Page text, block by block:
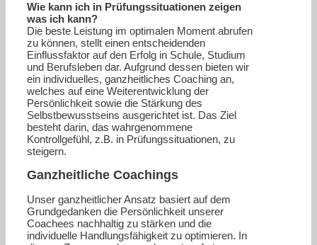
Wie kann ich in Prüfungssituationen zeigen
was ich kann?
Die beste Leistung im optimalen Moment abrufen
zu können, stellt einen entscheidenden
Einflussfaktor auf den Erfolg in Schule, Studium
und Berufsleben dar. Aufgrund dessen bieten wir
ein individuelles, ganzheitliches Coaching an,
welches auf eine Weiterentwicklung der
Persönlichkeit sowie die Stärkung des
Selbstbewusstseins ausgerichtet ist. Das Ziel
besteht darin, das wahrgenommene
Kontrollgefühl, z.B. in Prüfungssituationen, zu
steigern.
Ganzheitliche Coachings
Unser ganzheitlicher Ansatz basiert auf dem
Grundgedanken die Persönlichkeit unserer
Coachees nachhaltig zu stärken und die
individuelle Handlungsfähigkeit zu optimieren. In